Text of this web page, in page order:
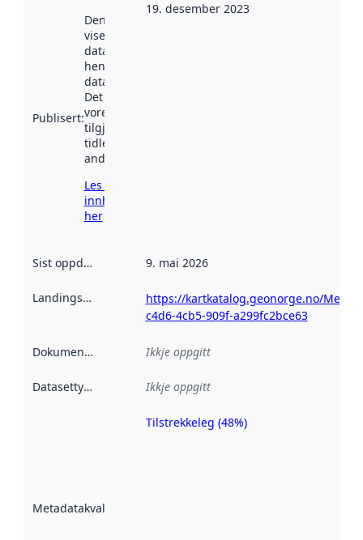
Publisert:
Denne datoen
viser når
datasettet vart
henta inn av
data.norge.no.
Det kan ha
vore
tilgjengeleg
tidlegare
andre stader.
Les meir om
innhenting
her
19. desember 2023
Sist oppdatert 9. mai 2026
Landingsside
https://kartkatalog.geonorge.no/
c4d6-4cb5-909f-a299fc2bce63
Dokumentasjon Ikkje oppgitt
Datasettype Ikkje oppgitt
Metadatakvalitet
Metadatakvalitet
Tilstrekkeleg (48%)